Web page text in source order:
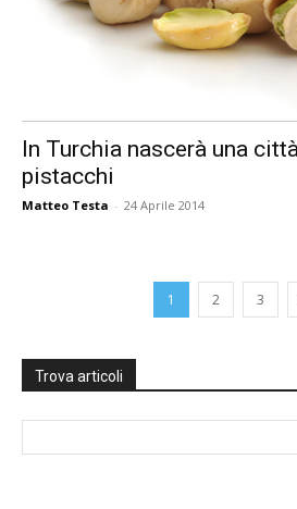
In Turchia nascerà una
pistacchi
Matteo Testa - 24 Aprile 2014
1 2 3
Trova articoli